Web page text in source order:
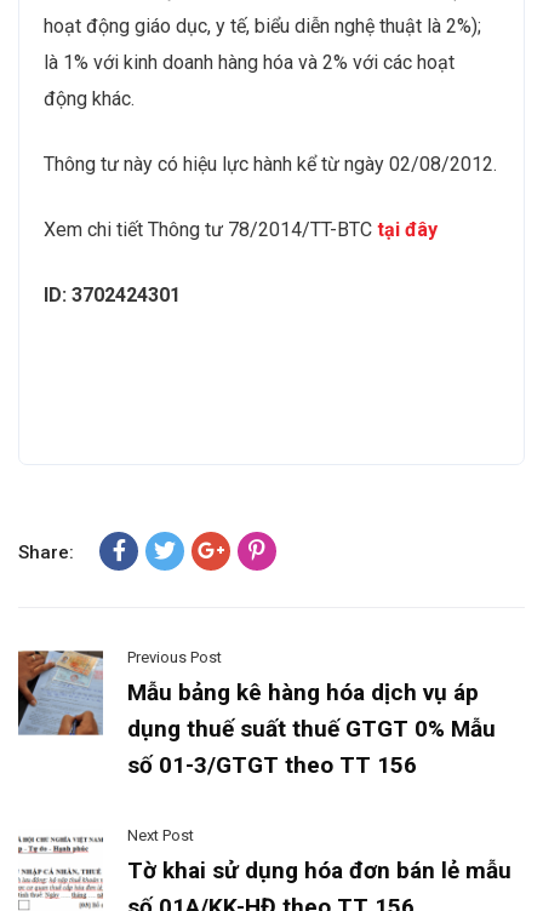
hoạt động giáo dục, y tế, biểu diễn nghệ thuật là 2%);
là 1% với kinh doanh hàng hóa và 2% với các hoạt
động khác.
Thông tư này có hiệu lực hành kể từ ngày 02/08/2012.
Xem chi tiết Thông tư 78/2014/TT-BTC tại đây
ID: 3702424301
Share:
Previous Post
Mẫu bảng kê hàng hóa dịch vụ áp
dụng thuế suất thuế GTGT 0% Mẫu
số 01-3/GTGT theo TT 156
Next Post
Tờ khai sử dụng hóa đơn bán lẻ mẫu